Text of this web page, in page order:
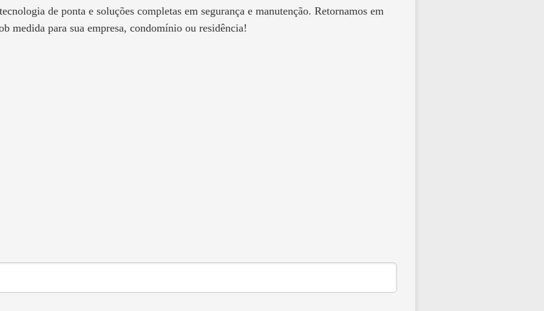
de ponta e soluções completas em segurança e manutenção. Retornamos em
medida para sua empresa, condomínio ou residência!